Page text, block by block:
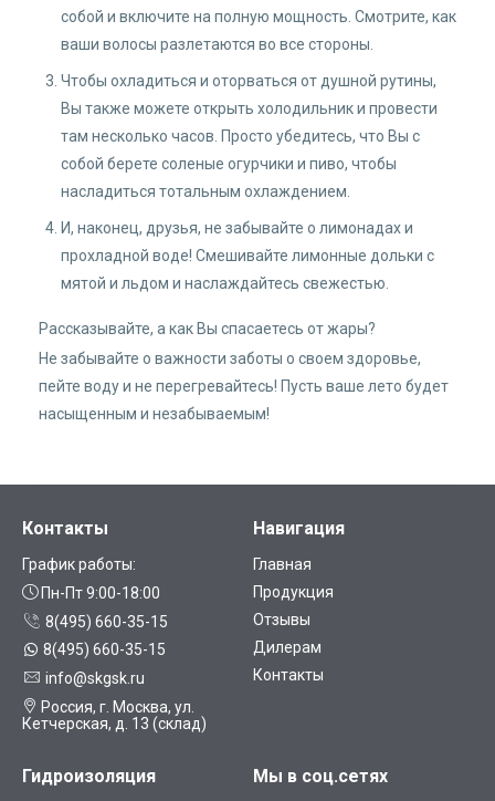
собой и включите на полную мощность. Смотрите, как
ваши волосы разлетаются во все стороны.
Чтобы охладиться и оторваться от душной рутины,
Вы также можете открыть холодильник и провести
там несколько часов. Просто убедитесь, что Вы с
собой берете соленые огурчики и пиво, чтобы
насладиться тотальным охлаждением.
И, наконец, друзья, не забывайте о лимонадах и
прохладной воде! Смешивайте лимонные дольки с
мятой и льдом и наслаждайтесь свежестью.
Рассказывайте, а как Вы спасаетесь от жары?
Не забывайте о важности заботы о своем здоровье,
пейте воду и не перегревайтесь! Пусть ваше лето будет
насыщенным и незабываемым!
Контакты
График работы:
Пн-Пт 9:00-18:00
8(495) 660-35-15
8(495) 660-35-15
info@skgsk.ru
Россия, г. Москва, ул.
Кетчерская, д. 13 (склад)
Навигация
Главная
Продукция
Отзывы
Дилерам
Контакты
Гидроизоляция Мы в соц.сетях